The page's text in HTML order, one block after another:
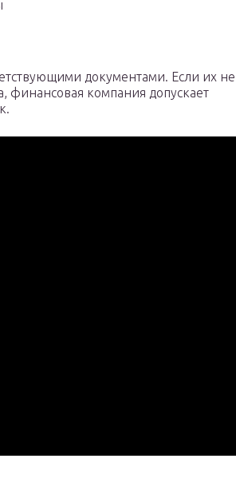
документами. Если их не
финансовая компания допускает